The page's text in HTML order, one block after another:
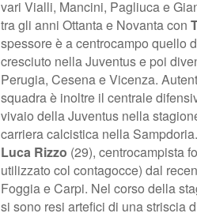
vari Vialli, Mancini, Pagliuca e
tra gli anni Ottanta e Novanta con
spessore è a centrocampo quello
cresciuto nella Juventus e poi
Perugia, Cesena e Vicenza.
squadra è inoltre il centrale
vivaio della Juventus nella
carriera calcistica nella
Luca Rizzo (29), centrocampista
utilizzato col contagocce) dal
Foggia e Carpi. Nel corso della
si sono resi artefici di una striscia